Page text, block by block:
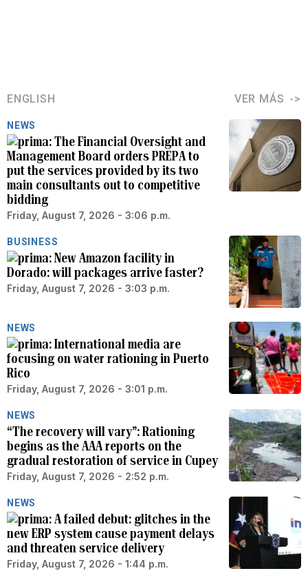
ENGLISH VER MÁS
NEWS
The Financial Oversight and
Management Board orders PREPA to
put the services provided by its two
main consultants out to competitive
bidding
Friday, August 7, 2026 - 3:06 p.m.
BUSINESS
New Amazon facility in
Dorado: will packages arrive faster?
Friday, August 7, 2026 - 3:03 p.m.
NEWS
International media are
focusing on water rationing in Puerto
Rico
Friday, August 7, 2026 - 3:01 p.m.
NEWS
“The recovery will vary”: Rationing
begins as the AAA reports on the
gradual restoration of service in Cupey
Friday, August 7, 2026 - 2:52 p.m.
NEWS
A failed debut: glitches in the
new ERP system cause payment delays
and threaten service delivery
Friday, August 7, 2026 - 1:44 p.m.